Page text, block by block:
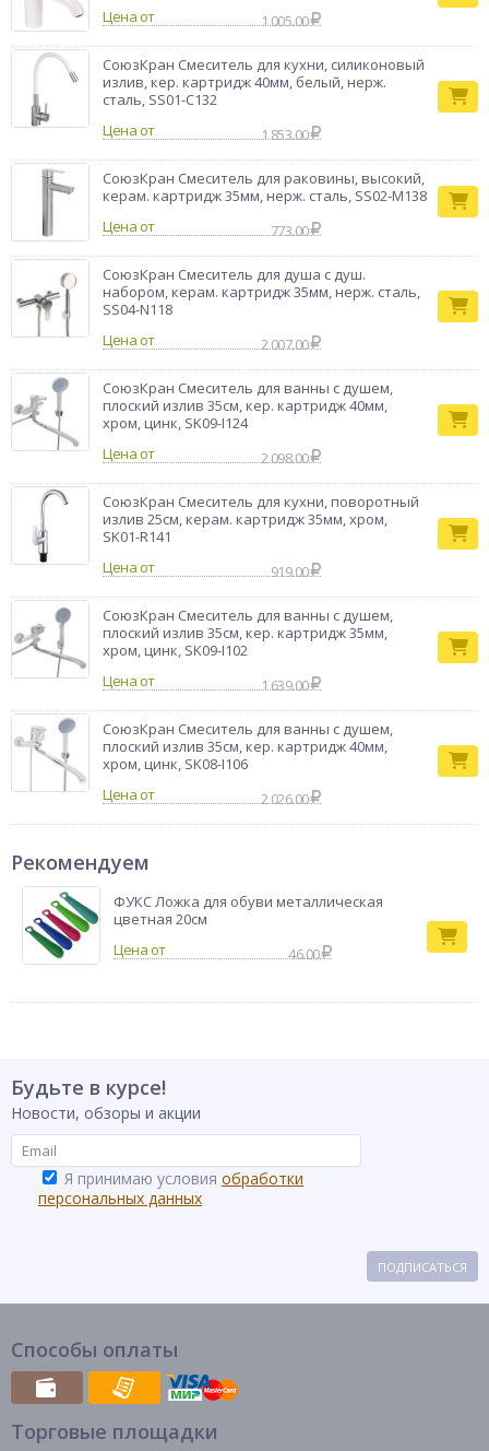
Цена от
1 005.00
СоюзКран Смеситель для кухни, силиконовый
излив, кер. картридж 40мм, белый, нерж.
сталь, SS01-С132
Цена от
1 853.00
СоюзКран Смеситель для раковины, высокий,
керам. картридж 35мм, нерж. сталь, SS02-M138
Цена от
773.00
СоюзКран Смеситель для душа с душ.
набором, керам. картридж 35мм, нерж. сталь,
SS04-N118
Цена от
2 007.00
СоюзКран Смеситель для ванны с душем,
плоский излив 35см, кер. картридж 40мм,
хром, цинк, SK09-I124
Цена от
2 098.00
СоюзКран Смеситель для кухни, поворотный
излив 25см, керам. картридж 35мм, хром,
SK01-R141
Цена от
919.00
СоюзКран Смеситель для ванны с душем,
плоский излив 35см, кер. картридж 35мм,
хром, цинк, SK09-I102
Цена от
1 639.00
СоюзКран Смеситель для ванны с душем,
плоский излив 35см, кер. картридж 40мм,
хром, цинк, SK08-I106
Цена от
2 026.00
Рекомендуем
ФУКС Ложка для обуви металлическая
цветная 20см
46.00
Будьте в курсе!
Новости, обзоры и акции
Я принимаю условия обработки
персональных данных
ПОДПИСАТЬСЯ
Способы оплаты
Торговые площадки